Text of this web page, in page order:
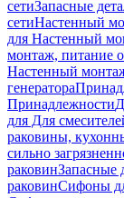
сетиЗапасные
сетиНастенный
для Настенный
монтаж, питание
Настенный
генератора
Принадлежности
для Для
раковины,
сильно
раковинЗапасные
раковинСифоны